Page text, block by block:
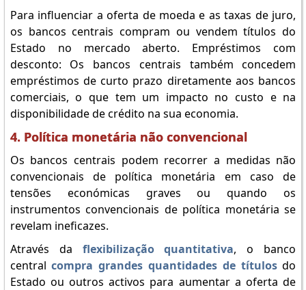
Para influenciar a oferta de moeda e as taxas de juro,
os bancos centrais compram ou vendem títulos do
Estado no mercado aberto. Empréstimos com
desconto: Os bancos centrais também concedem
empréstimos de curto prazo diretamente aos bancos
comerciais, o que tem um impacto no custo e na
disponibilidade de crédito na sua economia.
4. Política monetária não convencional
Os bancos centrais podem recorrer a medidas não
convencionais de política monetária em caso de
tensões económicas graves ou quando os
instrumentos convencionais de política monetária se
revelam ineficazes.
Através da flexibilização quantitativa, o banco
centralcompra grandes quantidades de títulosdo
Estado ou outros activos para aumentar a oferta de